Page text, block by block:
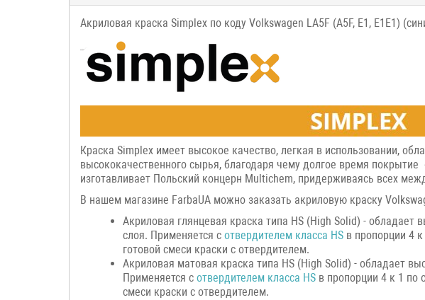
Акриловая краска Simplex по коду Volkswagen LA5F (A5F, E1, E1E1)
Краска Simplex имеет высокое качество, легкая в использовании,
высококачественного сырья, благодаря чему долгое время
изготавливает Польский концерн Multichem, придерживаясь всех
В нашем магазине FarbaUA можно заказать акриловую краску
Акриловая глянцевая краска типа HS (High Solid) -
слоя. Применяется с отвердителем класса HS в пропорции 4
готовой смеси краски с отвердителем.
Акриловая матовая краска типа HS (High Solid) - обладает
Применяется с отвердителем класса HS в пропорции 4 к 1 по
смеси краски с отвердителем.